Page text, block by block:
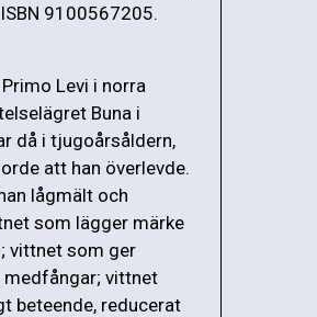
9100567205.
Levi i norra
Buna i
då i tjugoårsåldern,
att han överlevde.
lågmält och
som lägger märke
vittnet som ger
vittnet
beteende, reducerat